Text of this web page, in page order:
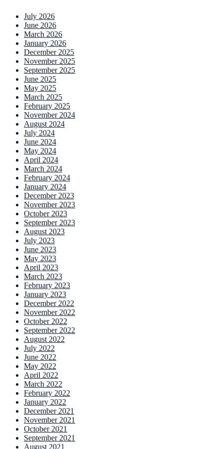
July 2026
June 2026
March 2026
January 2026
December 2025
November 2025
September 2025
June 2025
May 2025
March 2025
February 2025
November 2024
August 2024
July 2024
June 2024
May 2024
April 2024
March 2024
February 2024
January 2024
December 2023
November 2023
October 2023
September 2023
August 2023
July 2023
June 2023
May 2023
April 2023
March 2023
February 2023
January 2023
December 2022
November 2022
October 2022
September 2022
August 2022
July 2022
June 2022
May 2022
April 2022
March 2022
February 2022
January 2022
December 2021
November 2021
October 2021
September 2021
August 2021